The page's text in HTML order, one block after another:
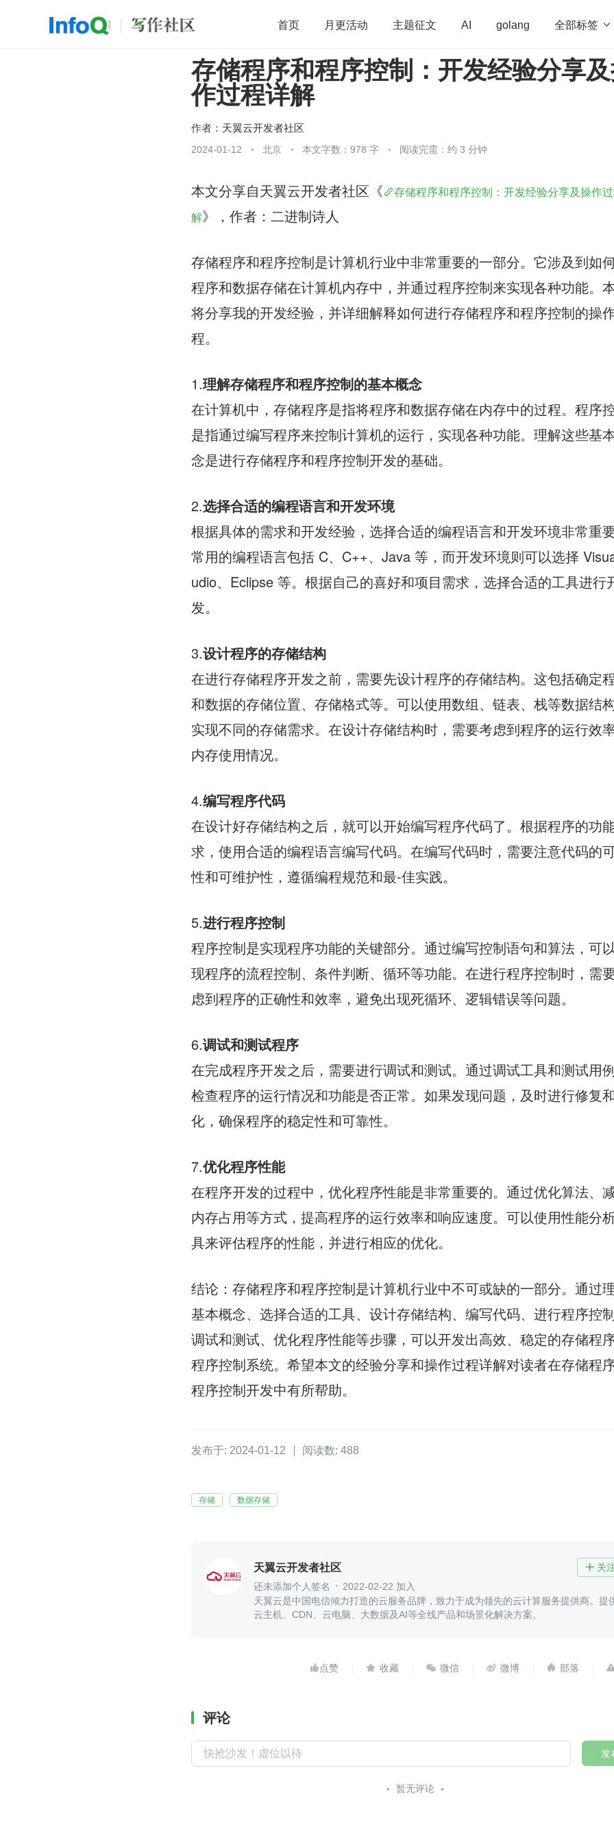
首页 月更活动 主题征文 AI golang 全部标签 
开源 架构 OpenHarmony 算法 学习方法 Web3.0 高
团队管理 程序员
存储程序和程序控制：开发经验分享
作过程详解
作者： 天翼云开发者社区
2024-01-12 北京 本文字数：978 字 阅读完需：约 3 分钟
本文分享自天翼云开发者社区《
存储程序和程序控制：开发经验分享及操作
解》，作者：二进制诗人
存储程序和程序控制是计算机行业中非常重要的一部分。它涉及到如
程序和数据存储在计算机内存中，并通过程序控制来实现各种功能。
将分享我的开发经验，并详细解释如何进行存储程序和程序控制的操
程。
1.理解存储程序和程序控制的基本概念
在计算机中，存储程序是指将程序和数据存储在内存中的过程。程序
是指通过编写程序来控制计算机的运行，实现各种功能。理解这些基
念是进行存储程序和程序控制开发的基础。
2.选择合适的编程语言和开发环境
根据具体的需求和开发经验，选择合适的编程语言和开发环境非常重要
常用的编程语言包括 C、C++、Java 等，而开发环境则可以选择
udio、Eclipse 等。根据自己的喜好和项目需求，选择合适的工具进行
发。
3.设计程序的存储结构
在进行存储程序开发之前，需要先设计程序的存储结构。这包括确定
和数据的存储位置、存储格式等。可以使用数组、链表、栈等数据结
实现不同的存储需求。在设计存储结构时，需要考虑到程序的运行效
内存使用情况。
4.编写程序代码
在设计好存储结构之后，就可以开始编写程序代码了。根据程序的功
求，使用合适的编程语言编写代码。在编写代码时，需要注意代码的
性和可维护性，遵循编程规范和最-佳实践。
5.进行程序控制
程序控制是实现程序功能的关键部分。通过编写控制语句和算法，可
现程序的流程控制、条件判断、循环等功能。在进行程序控制时，需
虑到程序的正确性和效率，避免出现死循环、逻辑错误等问题。
6.调试和测试程序
在完成程序开发之后，需要进行调试和测试。通过调试工具和测试用
检查程序的运行情况和功能是否正常。如果发现问题，及时进行修复
化，确保程序的稳定性和可靠性。
7.优化程序性能
在程序开发的过程中，优化程序性能是非常重要的。通过优化算法、
内存占用等方式，提高程序的运行效率和响应速度。可以使用性能分
具来评估程序的性能，并进行相应的优化。
结论：存储程序和程序控制是计算机行业中不可或缺的一部分。通过
基本概念、选择合适的工具、设计存储结构、编写代码、进行程序控制
调试和测试、优化程序性能等步骤，可以开发出高效、稳定的存储程
程序控制系统。希望本文的经验分享和操作过程详解对读者在存储程
程序控制开发中有所帮助。
发布于: 2024-01-12 阅读数: 488
存储 数据存储
天翼云开发者社区  关
还未添加个人签名
2022-02-22 加入
天翼云是中国电信倾力打造的云服务品牌，致力于成为领先的云计算服务提供商。提
云主机、CDN、云电脑、大数据及AI等全线产品和场景化解决方案。
    
评论
发
暂无评论